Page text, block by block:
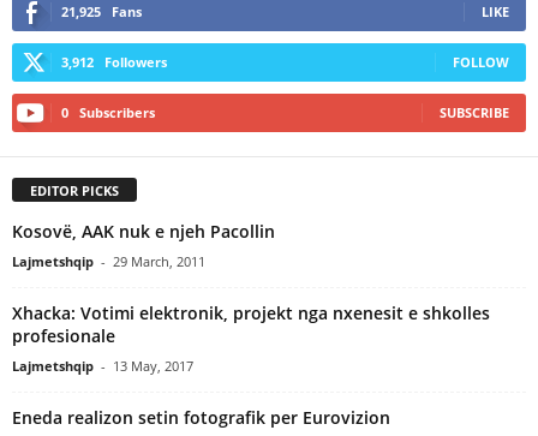
21,925 Fans LIKE
3,912 Followers FOLLOW
0 Subscribers SUBSCRIBE
EDITOR PICKS
Kosovë, AAK nuk e njeh Pacollin
Lajmetshqip - 29 March, 2011
Xhacka: Votimi elektronik, projekt nga nxenesit e shkolles
profesionale
Lajmetshqip - 13 May, 2017
Eneda realizon setin fotografik per Eurovizion